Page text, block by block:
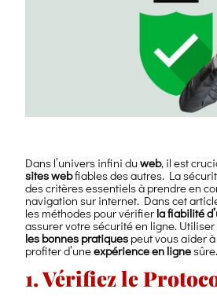
Dans l’univers infini duweb, il est
sites webfiables des autres. La
des critères essentiels à prendre en
navigation sur internet. Dans cet
les méthodes pour vérifier la fiabilité
assurer votre sécurité en ligne.
les bonnes pratiques peut vous aider
profiter d’uneexpérience en lignesûre.
1. Vérifiez le